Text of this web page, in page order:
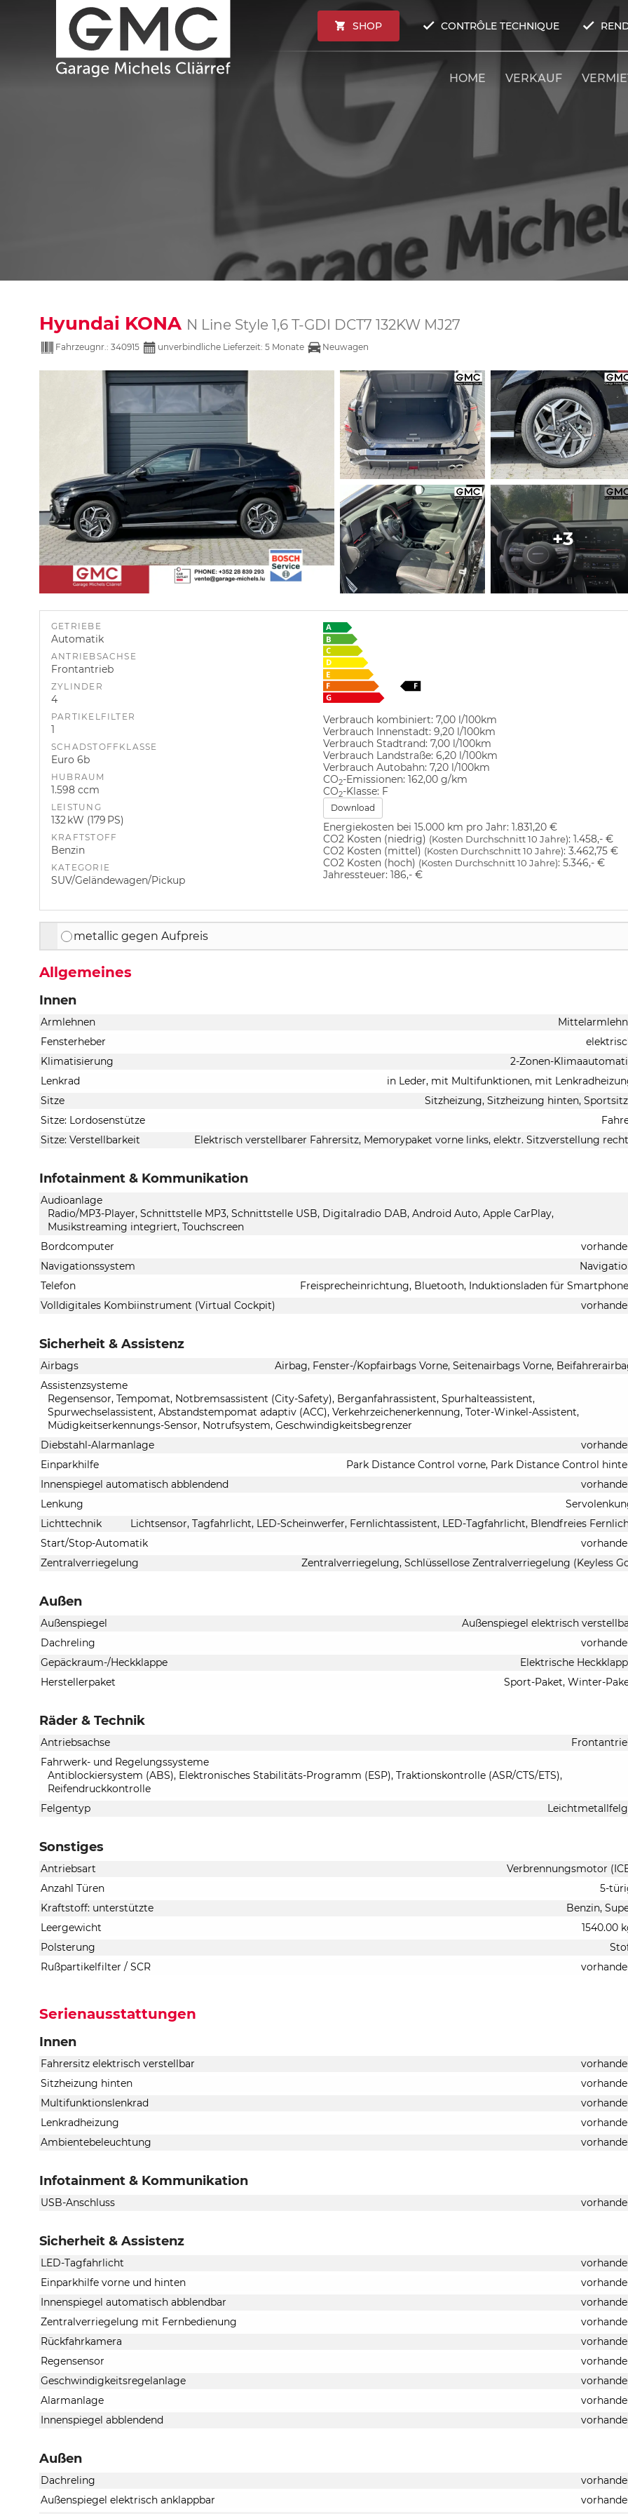
SHOP CONTRÔLE TECHNIQUE
HOME VERKAUF
Hyundai KONA N Line Style 1,6 T-GDI DCT7 132KW MJ27
Fahrzeugnr.: 340915 unverbindliche Lieferzeit: 5 Monate Neuwagen
+3
GETRIEBE
Automatik
ANTRIEBSACHSE
Frontantrieb
ZYLINDER
4
PARTIKELFILTER
1
SCHADSTOFFKLASSE
Euro 6b
HUBRAUM
1.598 ccm
LEISTUNG
132 kW (179 PS)
KRAFTSTOFF
Benzin
KATEGORIE
SUV/Geländewagen/Pickup
Verbrauch kombiniert: 7,00 l/100km
Verbrauch Innenstadt: 9,20 l/100km
Verbrauch Stadtrand: 7,00 l/100km
Verbrauch Landstraße: 6,20 l/100km
Verbrauch Autobahn: 7,20 l/100km
CO2-Emissionen: 162,00 g/km
CO2-Klasse: F
Download
Energiekosten bei 15.000 km pro Jahr: 1.831,20 €
CO2 Kosten (niedrig) (Kosten Durchschnitt 10 Jahre): 1.458,- €
CO2 Kosten (mittel) (Kosten Durchschnitt 10 Jahre): 3.462,75 €
CO2 Kosten (hoch) (Kosten Durchschnitt 10 Jahre): 5.346,- €
Jahressteuer: 186,- €
metallic gegen Aufpreis
Allgemeines
Innen
Armlehnen
Fensterheber
Klimatisierung
2-Zonen-
Lenkrad
in Leder, mit Multifunktionen, mit
Sitze
Sitzheizung, Sitzheizung hinten,
Sitze: Lordosenstütze
Sitze: Verstellbarkeit
Elektrisch verstellbarer Fahrersitz, Memorypaket vorne links, elektr. Sitzverstellung
Infotainment & Kommunikation
Audioanlage
Radio/MP3-Player, Schnittstelle MP3, Schnittstelle USB, Digitalradio DAB, Android Auto, Apple CarPlay,
Musikstreaming integriert, Touchscreen
Bordcomputer
Navigationssystem
Telefon
Freisprecheinrichtung, Bluetooth, Induktionsladen für
Volldigitales Kombiinstrument (Virtual Cockpit)
Sicherheit & Assistenz
Airbags
Airbag, Fenster-/Kopfairbags Vorne, Seitenairbags Vorne,
Assistenzsysteme
Regensensor, Tempomat, Notbremsassistent (City-Safety), Berganfahrassistent, Spurhalteassistent,
Spurwechselassistent, Abstandstempomat adaptiv (ACC), Verkehrzeichenerkennung, Toter-Winkel-Assistent,
Müdigkeitserkennungs-Sensor, Notrufsystem, Geschwindigkeitsbegrenzer
Diebstahl-Alarmanlage
Einparkhilfe
Park Distance Control vorne, Park Distance Control
Innenspiegel automatisch abblendend
Lenkung
Lichttechnik
Lichtsensor, Tagfahrlicht, LED-Scheinwerfer, Fernlichtassistent, LED-Tagfahrlicht, Blendfreies
Start/Stop-Automatik
Zentralverriegelung
Zentralverriegelung, Schlüssellose Zentralverriegelung (Keyless
Außen
Außenspiegel
Außenspiegel elektrisch
Dachreling
Gepäckraum-/Heckklappe
Elektrische
Herstellerpaket
Sport-Paket, Winter-
Räder & Technik
Antriebsachse
Fahrwerk- und Regelungssysteme
Antiblockiersystem (ABS), Elektronisches Stabilitäts-Programm (ESP), Traktionskontrolle (ASR/CTS/ETS),
Reifendruckkontrolle
Felgentyp
Sonstiges
Antriebsart
Verbrennungsmotor
Anzahl Türen
5-
Kraftstoff: unterstützte
Benzin,
Leergewicht
1540.00
Polsterung
Rußpartikelfilter / SCR
Serienausstattungen
Innen
Fahrersitz elektrisch verstellbar
Sitzheizung hinten
Multifunktionslenkrad
Lenkradheizung
Ambientebeleuchtung
Infotainment & Kommunikation
USB-Anschluss
Sicherheit & Assistenz
LED-Tagfahrlicht
Einparkhilfe vorne und hinten
Innenspiegel automatisch abblendbar
Zentralverriegelung mit Fernbedienung
Rückfahrkamera
Regensensor
Geschwindigkeitsregelanlage
Alarmanlage
Innenspiegel abblendend
Außen
Dachreling
Außenspiegel elektrisch anklappbar